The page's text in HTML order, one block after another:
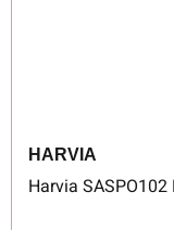
HARVIA
Harvia